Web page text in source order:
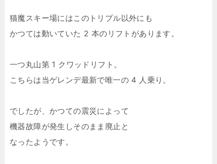
猫魔スキー場にはこのトリプル以外にも
かつては動いていた 2 本のリフトがあります。
一つ丸山第 1 クワッドリフト。
こちらは当ゲレンデ最新で唯一の 4 人乗り。
でしたが、かつての震災によって
機器故障が発生しそのまま廃止と
なったようです。